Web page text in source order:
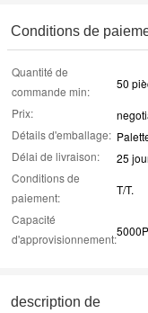
Conditions de
Quantité de
commande min:
50
Prix:
Détails d'emballage:
Délai de livraison:
25
Conditions de
paiement:
T/T.
Capacité
d'approvisionnement:
description de